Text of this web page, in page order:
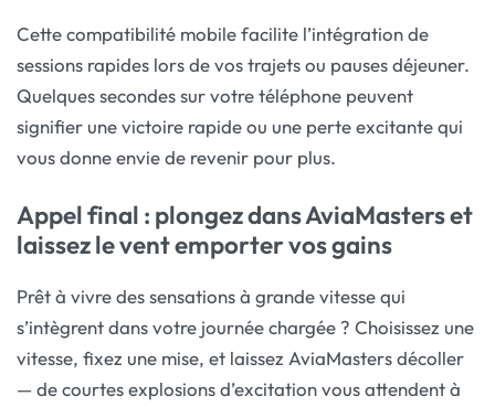
Cette compatibilité mobile facilite l’intégration de
sessions rapides lors de vos trajets ou pauses déjeuner.
Quelques secondes sur votre téléphone peuvent
signifier une victoire rapide ou une perte excitante qui
vous donne envie de revenir pour plus.
Appel final : plongez dans AviaMasters et
laissez le vent emporter vos gains
Prêt à vivre des sensations à grande vitesse qui
s’intègrent dans votre journée chargée ? Choisissez une
vitesse, fixez une mise, et laissez AviaMasters décoller
— de courtes explosions d’excitation vous attendent à